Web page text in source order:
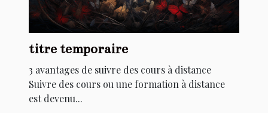
titre temporaire
3 avantages de suivre des cours à distance
Suivre des cours ou une formation à distance
est devenu...